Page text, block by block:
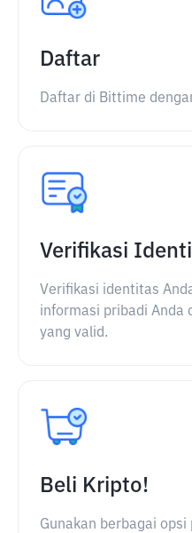
Daftar
Daftar di Bittime
Verifikasi
Verifikasi identitas
informasi pribadi Anda
yang valid.
Beli Kripto!
Gunakan berbagai